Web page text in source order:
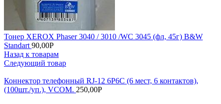
Тонер XEROX Phaser 3040 / 3010 /WC 3045 (фл, 45г) B&W
Standart90,00Р
Назад к товарам
Следующий товар
Коннектор телефонный RJ-12 6P6C (6 мест, 6 контактов),
(100шт./уп.), VCOM. 250,00Р